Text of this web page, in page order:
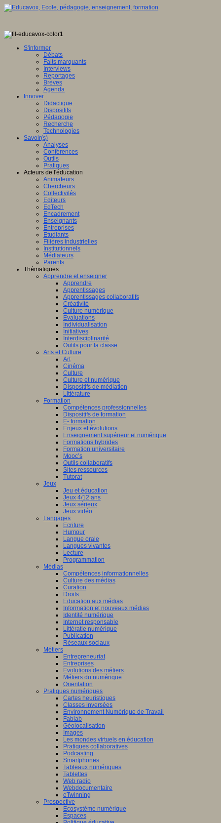
S'informer
Débats
Faits marquants
Interviews
Reportages
Brèves
Agenda
Innover
Didactique
Dispositifs
Pédagogie
Recherche
Technologies
Savoir(s)
Analyses
Conférences
Outils
Pratiques
Acteurs de l'éducation
Animateurs
Chercheurs
Collectivités
Editeurs
EdTech
Encadrement
Enseignants
Entreprises
Etudiants
Filières industrielles
Institutionnels
Médiateurs
Parents
Thématiques
Apprendre et enseigner
Apprendre
Apprentissages
Apprentissages collaboratifs
Créativité
Culture numérique
Evaluations
Individualisation
Initiatives
Interdisciplinarité
Outils pour la classe
Arts et Culture
Art
Cinéma
Culture
Culture et numérique
Dispositifs de médiation
Littérature
Formation
Compétences professionnelles
Dispositifs de formation
E- formation
Enjeux et évolutions
Enseignement supérieur et numérique
Formations hybrides
Formation universitaire
Mooc’s
Outils collaboratifs
Sites ressources
Tutorat
Jeux
Jeu et éducation
Jeux 4/12 ans
Jeux sérieux
Jeux vidéo
Langages
Ecriture
Humour
Langue orale
Langues vivantes
Lecture
Programmation
Médias
Compétences informationnelles
Culture des médias
Curation
Droits
Education aux médias
Information et nouveaux médias
Identité numérique
Internet responsable
Littératie numérique
Publication
Réseaux sociaux
Métiers
Entrepreneuriat
Entreprises
Evolutions des métiers
Métiers du numérique
Orientation
Pratiques numériques
Cartes heuristiques
Classes inversées
Environnement Numérique de Travail
Fablab
Géolocalisation
Images
Les mondes virtuels en éducation
Pratiques collaboratives
Podcasting
Smartphones
Tableaux numériques
Tablettes
Web radio
Webdocumentaire
eTwinning
Prospective
Ecosystème numérique
Espaces